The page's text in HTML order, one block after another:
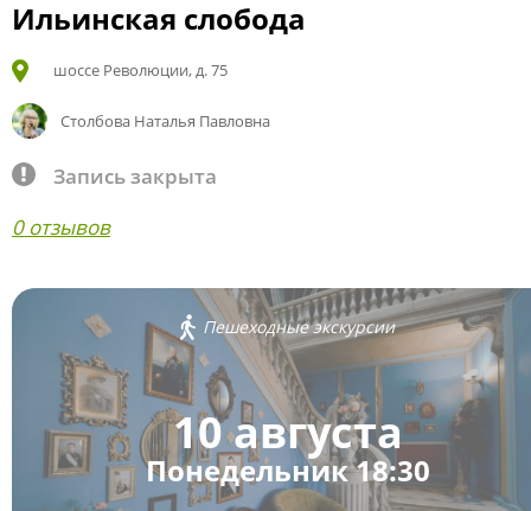
Ильинская слобода
шоссе Революции, д. 75
Столбова Наталья Павловна
Запись закрыта
0 отзывов
Пешеходные экскурсии
10 августа
Понедельник 18:30